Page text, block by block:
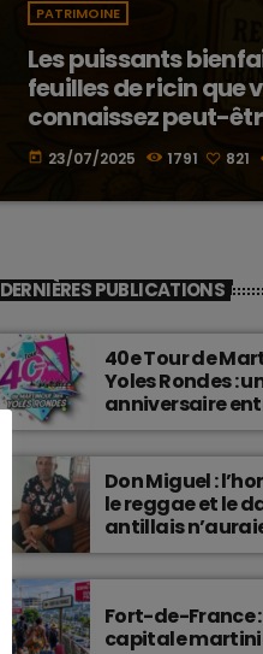
PATRIMOINE
Les puissants
feuilles de ricin que
connaissez peut-
today 23/07/2025 1791 821
DERNIÈRES PUBLICATIONS
40e Tour de
Yoles Rondes :
anniversaire
passion et fierté
martiniquaise.
Don Miguel :
le reggae et le
antillais
connu une telle
Fort-de-France
capitale